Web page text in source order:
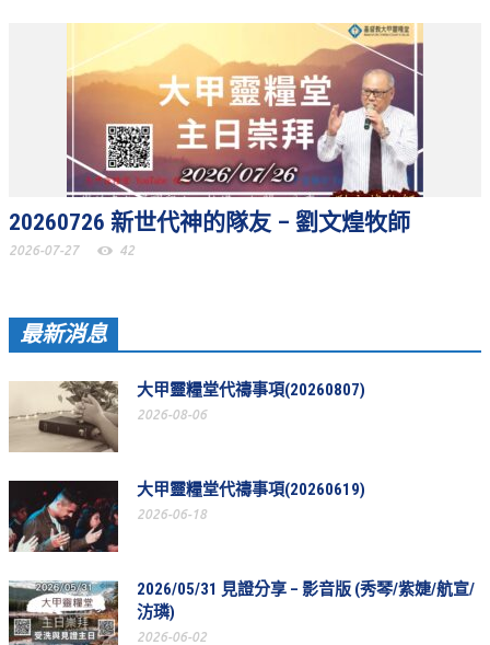
聚會剪影_2016年
聚會剪影_2015年
聚會剪影_2014年
聚會剪影_2013年
教會節慶
教會節慶_2026年
教會節慶_2023年
教會節慶_2022年
教會節慶_2021年
教會節慶_2019年
教會節慶_2018年
教會節慶_2017年
教會節慶_2016年
20260726 新世代神的隊友 – 劉文煌牧師
2026-07-27 42
最新消息
大甲靈糧堂代禱事項(20260807)
2026-08-06
大甲靈糧堂代禱事項(20260619)
2026-06-18
2026/05/31 見證分享 – 影音版 (秀琴/紫婕/航宣/
汸璘)
2026-06-02